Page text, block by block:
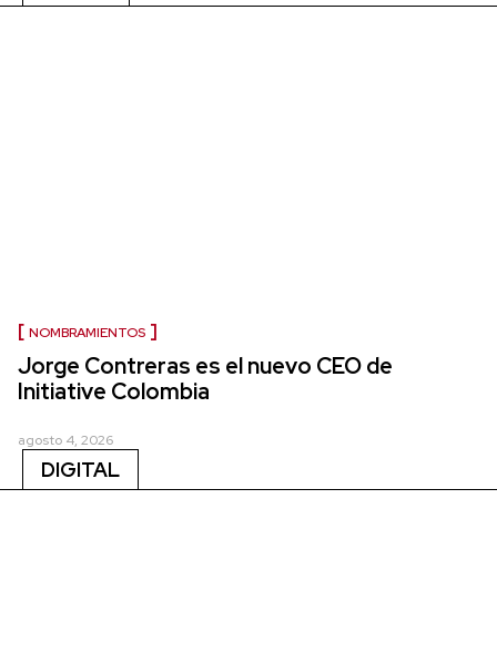
NOMBRAMIENTOS
Jorge Contreras es el nuevo CEO de
Initiative Colombia
agosto 4, 2026
DIGITAL